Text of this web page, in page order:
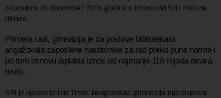
zaposlene za decembar 2019. godine u iznosu od 9,41 miliona
dinara.
Primera radi, gimnazija je za poslove bibliotekara
angažovala zaposlene nastavnike za rad preko pune norme i
po tom osnovu isplatila iznos od najmanje 118 hiljada dinara
bruto.
DRI je upozorio i da Treća beogradska gimnazija nije objavila